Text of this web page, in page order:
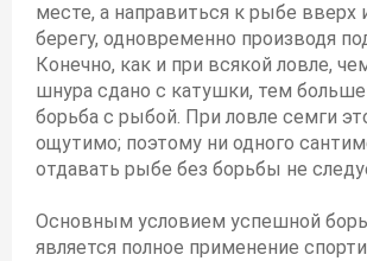
месте, а направиться к рыбе вверх
берегу, одновременно производя
Конечно, как и при всякой ловле,
шнура сдано с катушки, тем
борьба с рыбой. При ловле семги
ощутимо; поэтому ни одного
отдавать рыбе без борьбы не
Основным условием успешной
является полное применение